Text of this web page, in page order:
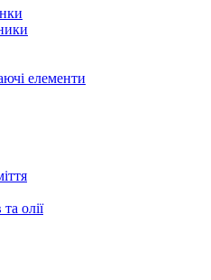
елементи
олії